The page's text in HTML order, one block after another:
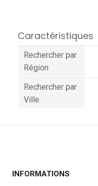
Caractéristiques
Rechercher par
Région
Rechercher par
Ville
INFORMATIONS